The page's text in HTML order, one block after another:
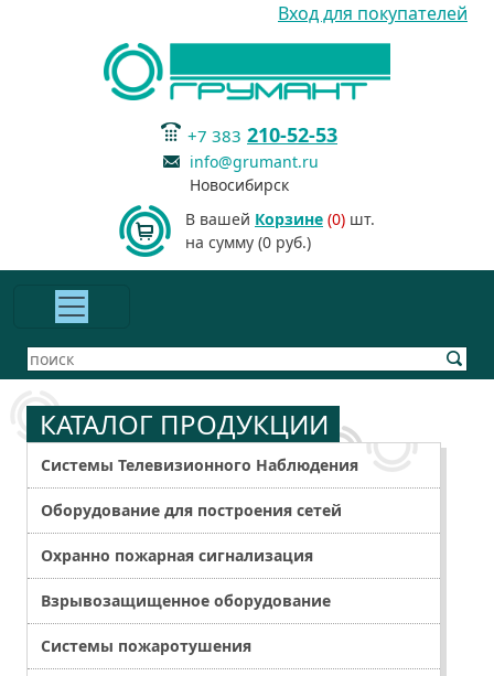
Вход для покупателей
+7 383 210-52-53
info@grumant.ru
Новосибирск
В вашей Корзине (0) шт.
на сумму (0 руб.)
КАТАЛОГ ПРОДУКЦИИ
Системы Телевизионного Наблюдения
Оборудование для построения сетей
Охранно пожарная сигнализация
Взрывозащищенное оборудование
Системы пожаротушения